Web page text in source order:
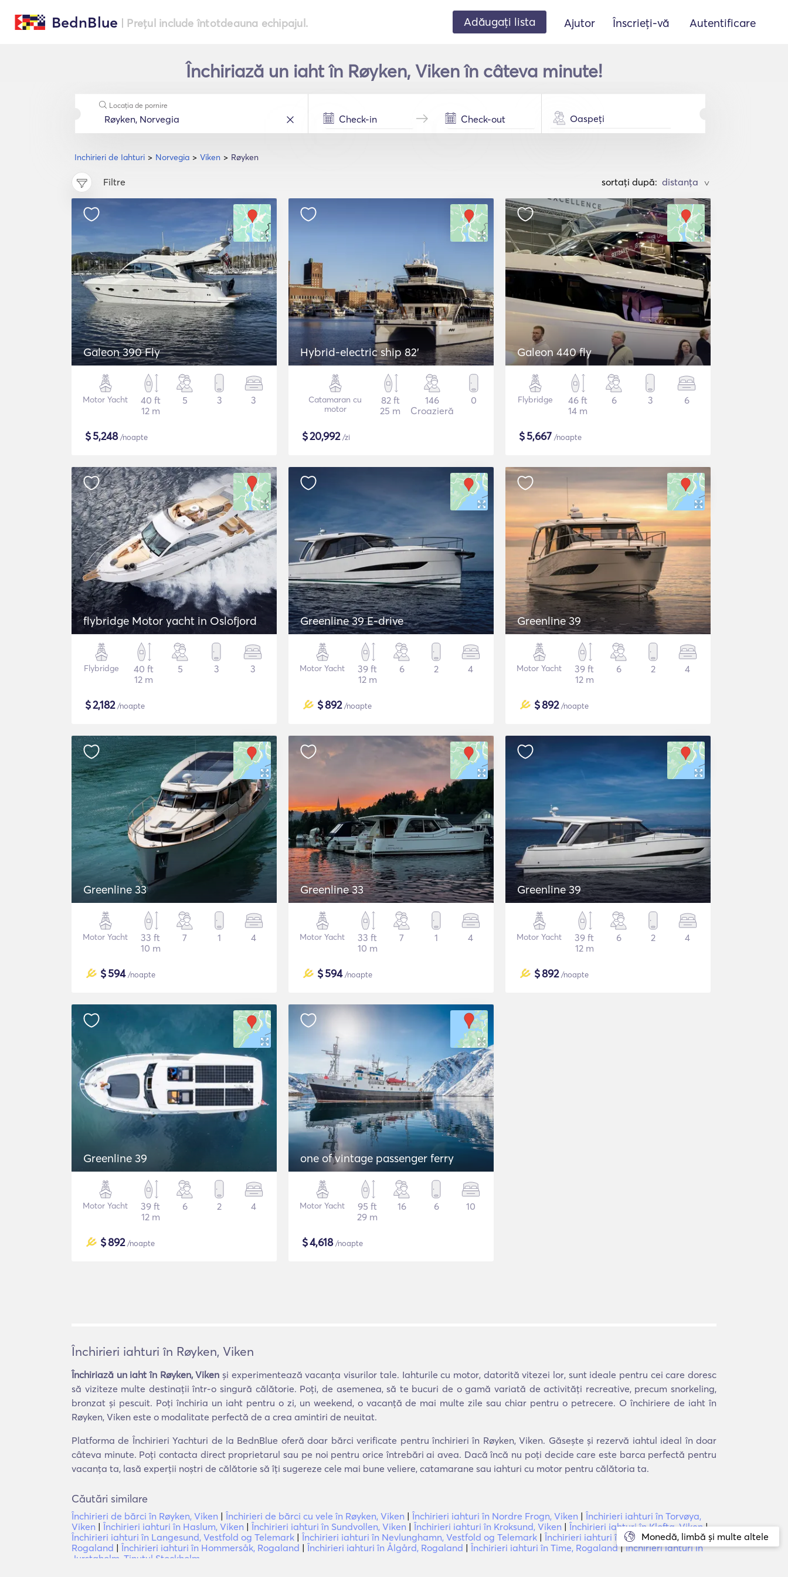
BednBlue | Prețul include întotdeauna echipajul. Adăugați lista Ajutor Înscrieți-vă Autentificare
Închiriază un iaht în Røyken, Viken în câteva minute!
Inchirieri de Iahturi Norvegia Viken Røyken
Locația de pornire
Oaspeți
Filtre sortați după: >
Galeon 390 Fly
Motor Yacht
40 ft
12 m
5 3 3
$5,248/noapte
Hybrid-electric ship 82'
Catamaran cu
motor
82 ft
25 m
146
Croazieră
0
$20,992/zi
Galeon 440 fly
Flybridge
46 ft
14 m
6 3 6
$5,667 /noapte
flybridge Motor yacht in Oslofjord
Flybridge
40 ft
12 m
5 3 3
$2,182/noapte
Greenline 39 E-drive
Motor Yacht
39 ft
12 m
6 2 4
$892/noapte
Greenline 39
Motor Yacht
39 ft
12 m
6 2 4
$892/noapte
Greenline 33
Motor Yacht
33 ft
10 m
7 1 4
$594/noapte
Greenline 33
Motor Yacht
33 ft
10 m
7 1 4
$594/noapte
Greenline 39
Motor Yacht
39 ft
12 m
6 2 4
$892/noapte
Greenline 39
Motor Yacht
39 ft
12 m
6 2 4
$892/noapte
one of vintage passenger ferry
Motor Yacht
95 ft
29 m
16 6 10
$4,618/noapte
Monedă, limbă și multe altele
Închirieri iahturi în Røyken, Viken
Închiriază un iaht în Røyken, Viken și experimentează vacanța visurilor tale. Iahturile cu motor, datorită vitezei lor, sunt ideale pentru cei care doresc
să viziteze multe destinații într-o singură călătorie. Poți, de asemenea, să te bucuri de o gamă variată de activități recreative, precum snorkeling,
bronzat și pescuit. Poți închiria un iaht pentru o zi, un weekend, o vacanță de mai multe zile sau chiar pentru o petrecere. O închiriere de iaht în
Røyken, Viken este o modalitate perfectă de a crea amintiri de neuitat.
Platforma de Închirieri Yachturi de la BednBlue oferă doar bărci verificate pentru închirieri în Røyken, Viken. Găsește și rezervă iahtul ideal în doar
câteva minute. Poți contacta direct proprietarul sau pe noi pentru orice întrebări ai avea. Dacă încă nu poți decide care este barca perfectă pentru
vacanța ta, lasă experții noștri de călătorie să îți sugereze cele mai bune veliere, catamarane sau iahturi cu motor pentru călătoria ta.
Căutări similare
Închirieri de bărci în Røyken, Viken | Închirieri de bărci cu vele în Røyken, Viken | Închirieri iahturi în Nordre Frogn, Viken | Închirieri iahturi în Torvøya,
Viken | Închirieri iahturi în Haslum, Viken | Închirieri iahturi în Sundvollen, Viken | Închirieri iahturi în Kroksund, Viken | Închirieri iahturi în Klofta, Viken|
Închirieri iahturi în Langesund, Vestfold og Telemark | Închirieri iahturi în Nevlunghamn, Vestfold og Telemark | Închirieri iahturi în Hellesmork,
Rogaland | Închirieri iahturi în Hommersåk, Rogaland | Închirieri iahturi în Ålgård, Rogaland | Închirieri iahturi în Time, Rogaland|Închirieri iahturi în
Jurstaholm, Ținutul Stockholm